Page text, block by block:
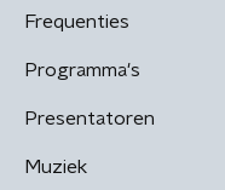
Frequenties
Programma's
Presentatoren
Muziek